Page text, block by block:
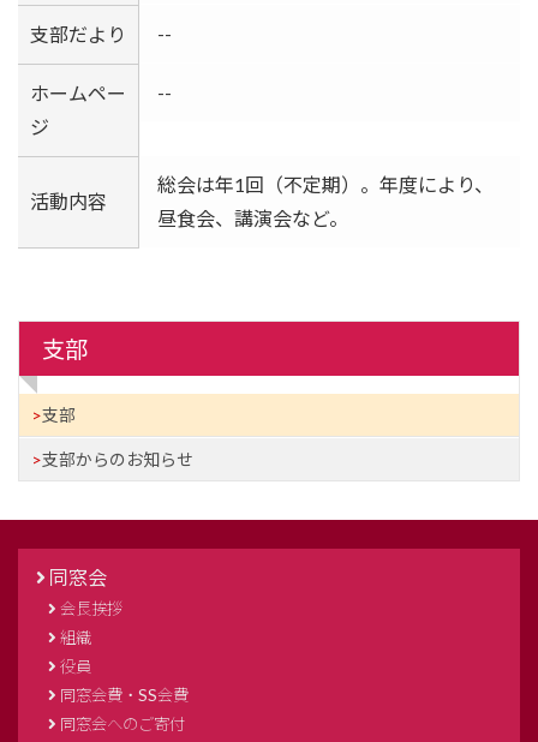
支部だより --
ホームペー
ジ
--
活動内容
総会は年1回（不定期）。年度により、
昼食会、講演会など。
支部
支部
支部からのお知らせ
同窓会
会長挨拶
組織
役員
同窓会費・SS会費
同窓会へのご寄付